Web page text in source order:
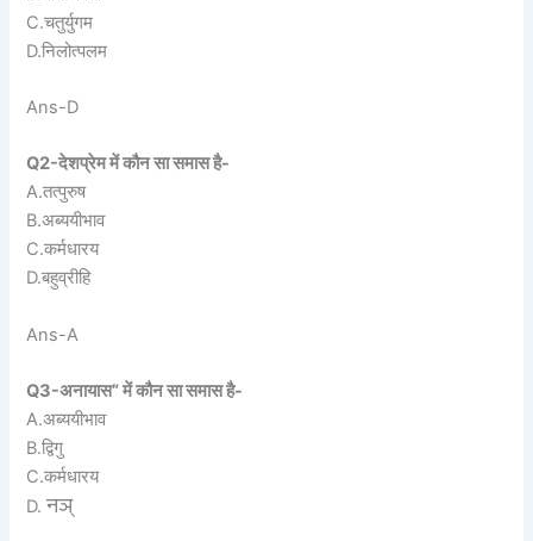
C.चतुर्युगम
D.निलोत्पलम
Ans-D
Q2-देशप्रेम में कौन सा समास है-
A.तत्पुरुष
B.अब्ययीभाव
C.कर्मधारय
D.बहुव्रीहि
Ans-A
Q3-अनायास” में कौन सा समास है-
A.अब्ययीभाव
B.द्विगु
C.कर्मधारय
D.नञ्